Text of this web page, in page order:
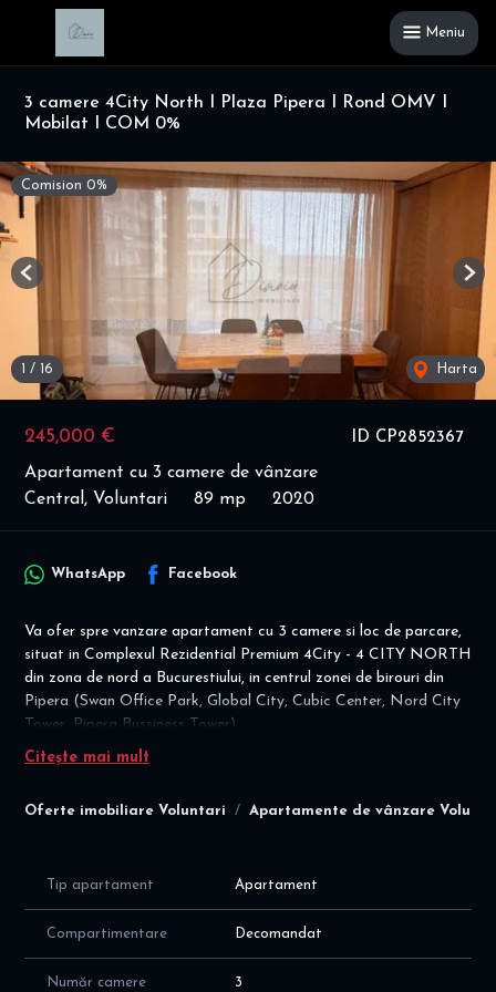
Meniu
3 camere 4City North I Plaza Pipera I Rond OMV I
Mobilat I COM 0%
ID CP2852367
245,000 €
Apartament cu 3 camere de vânzare
Central, Voluntari
89 mp 2020
Comision 0%
1 / 16 Harta
Previous
Oferte imobiliare Voluntari Apartamente de vânzare
WhatsApp Facebook
Va ofer spre vanzare apartament cu 3 camere si loc de parcare,
situat in Complexul Rezidential Premium 4City - 4 CITY NORTH
din zona de nord a Bucurestiului, in centrul zonei de birouri din
Pipera (Swan Office Park, Global City, Cubic Center, Nord City
Tower, Pipera Bussiness Tower).
Disponibilitate imediata! Mobilat si utilat modern - Mutare
Detalii financiare: COMISION agentie = 0%
Clasa energetica A!
Apartamentul este decomandat, situat la etajul 1/7, intr-un bloc
finalizat in 2020 cu suprafata utila totala de 89mp (84 mp +
Citește mai mult
Tip apartament Apartament
Compartimentare Decomandat
Număr camere 3